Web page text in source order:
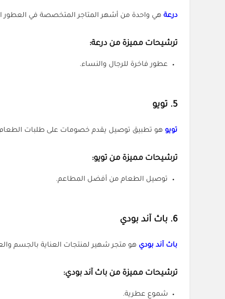
درعة هي واحدة من أشهر المتاجر المتخصصة في العطور
ترشيحات مميزة من درعة:
عطور فاخرة للرجال والنساء.
5. تويو
تويو هو تطبيق توصيل يقدم خصومات على طلبات الطعام
ترشيحات مميزة من تويو:
توصيل الطعام من أفضل المطاعم.
6. باث آند بودي
باث آند بودي هو متجر شهير لمنتجات العناية بالجسم
ترشيحات مميزة من باث آند بودي:
شموع عطرية.